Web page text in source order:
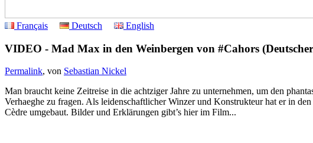
Français
Deutsch English
VIDEO - Mad Max in den Weinbergen von #Cahors
Permalink, von Sebastian Nickel
Man braucht keine Zeitreise in die achtziger Jahre zu unternehmen, um den
Verhaeghe zu fragen. Als leidenschaftlicher Winzer und Konstrukteur hat er in
Cèdre umgebaut. Bilder und Erklärungen gibt’s hier im Film...